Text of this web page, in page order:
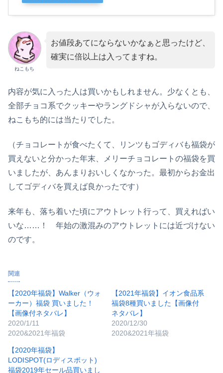
ねこもち
お値段あてにならないかなぁと思ったけど、
確実に倍以上は入ってますね。
内容が気に入った人は買いかもしれません。少なくとも、
全部チョコ系でクッキーやラングドシャが入らないので、
ねこもち的には当たりでした。
（チョコレートが食べたくて、リンツもゴディバも福袋が
買えないと分かった年末、メリーチョコレートの福袋を買
いましたが、あんまりおいしくなかった。最初からお金出
してゴディバを買えば良かったです）
来年も、落ち着いた頃にアウトレット行って、買えればい
いな……！ 年始の激混みのアウトレットには近づけない
のです。
関連
【2020年福袋】Walker（ウォ
ーカー）福袋 買いました！
【画像付ネタバレ】
2020/1/11
2020&2021年福袋
【2021年福袋】イオン食品系
福袋8種買いました【画像付
ネタバレ】
2020/12/30
2020&2021年福袋
【2020年福袋】
LODISPOT(ロディスポット)
福袋2019年セール品買いまし